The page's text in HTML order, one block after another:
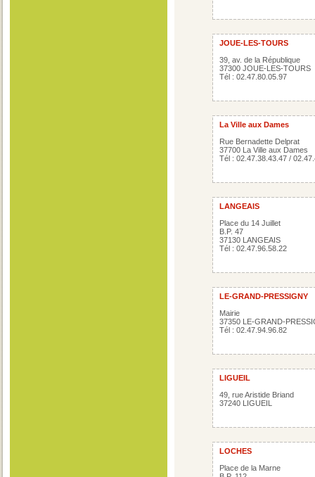
JOUE-LES-TOURS
39, av. de la République
37300 JOUE-LES-TOURS
Tél : 02.47.80.05.97
La Ville aux Dames
Rue Bernadette Delprat
37700 La Ville aux Dames
Tél : 02.47.38.43.47 /
LANGEAIS
Place du 14 Juillet
B.P. 47
37130 LANGEAIS
Tél : 02.47.96.58.22
LE-GRAND-PRESSIGNY
Mairie
37350 LE-GRAND-
Tél : 02.47.94.96.82
LIGUEIL
49, rue Aristide Briand
37240 LIGUEIL
LOCHES
Place de la Marne